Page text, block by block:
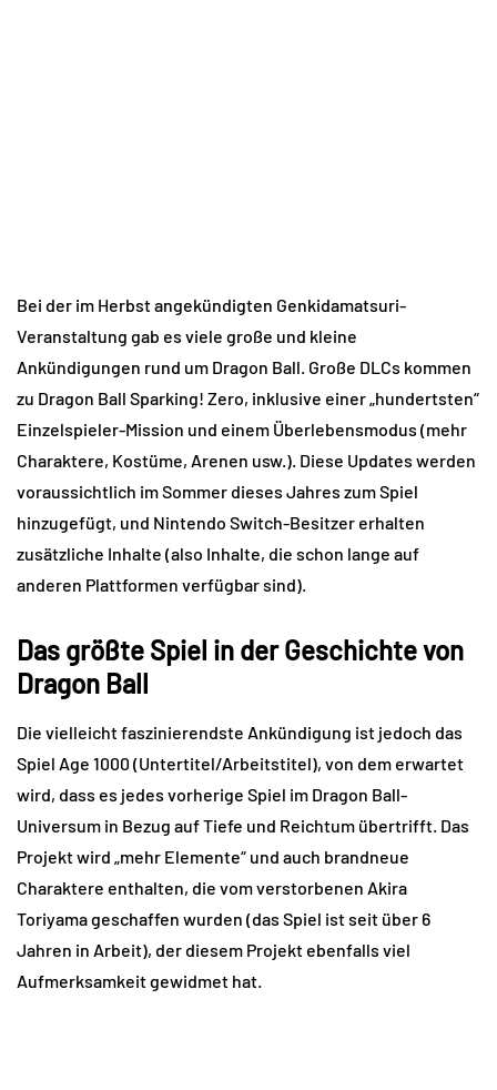
Bei der im Herbst angekündigten Genkidamatsuri-
Veranstaltung gab es viele große und kleine
Ankündigungen rund um Dragon Ball. Große DLCs kommen
zu Dragon Ball Sparking! Zero, inklusive einer „hundertsten“
Einzelspieler-Mission und einem Überlebensmodus (mehr
Charaktere, Kostüme, Arenen usw.). Diese Updates werden
voraussichtlich im Sommer dieses Jahres zum Spiel
hinzugefügt, und Nintendo Switch-Besitzer erhalten
zusätzliche Inhalte (also Inhalte, die schon lange auf
anderen Plattformen verfügbar sind).
Das größte Spiel in der Geschichte von
Dragon Ball
Die vielleicht faszinierendste Ankündigung ist jedoch das
Spiel Age 1000 (Untertitel/Arbeitstitel), von dem erwartet
wird, dass es jedes vorherige Spiel im Dragon Ball-
Universum in Bezug auf Tiefe und Reichtum übertrifft. Das
Projekt wird „mehr Elemente“ und auch brandneue
Charaktere enthalten, die vom verstorbenen Akira
Toriyama geschaffen wurden (das Spiel ist seit über 6
Jahren in Arbeit), der diesem Projekt ebenfalls viel
Aufmerksamkeit gewidmet hat.